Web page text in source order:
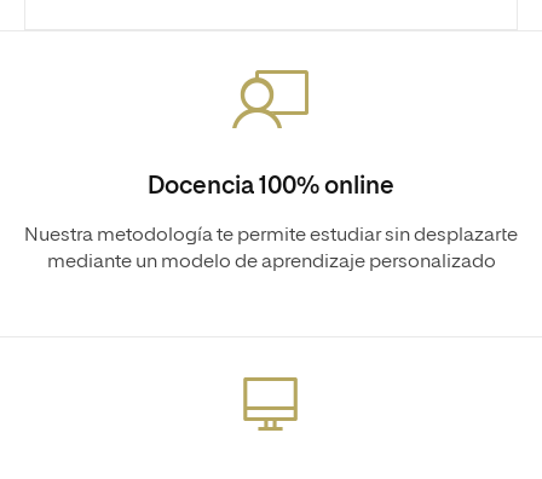
Docencia 100% online
Nuestra metodología te permite estudiar sin desplazarte
mediante un modelo de aprendizaje personalizado